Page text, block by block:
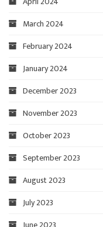
March 2024
February 2024
January 2024
December 2023
November 2023
October 2023
September 2023
August 2023
July 2023